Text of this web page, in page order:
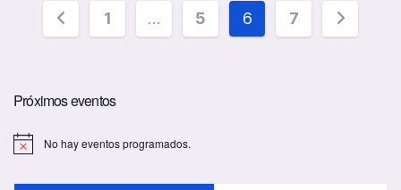
Paginación
entradas
1 … 5 6 7
Próximos eventos
No hay eventos programados.